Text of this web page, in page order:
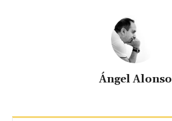
Ángel Alonso